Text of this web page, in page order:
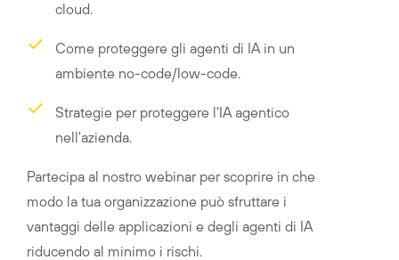
cloud.
Come proteggere gli agenti di IA in un
ambiente no-code/low-code.
Strategie per proteggere l'IA agentico
nell'azienda.
Partecipa al nostro webinar per scoprire in che
modo la tua organizzazione può sfruttare i
vantaggi delle applicazioni e degli agenti di IA
riducendo al minimo i rischi.